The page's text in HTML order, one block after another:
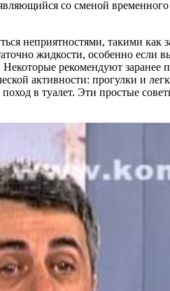
со сменой
неприятностями, такими
жидкости, особенно если
рекомендуют заранее
активности: прогулки и
в туалет. Эти простые